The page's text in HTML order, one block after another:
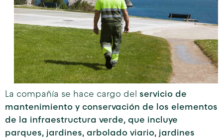
La compañía se hace cargo del servicio de
mantenimiento y conservación de los elementos
de la infraestructura verde, que incluye
parques, jardines, arbolado viario, jardines